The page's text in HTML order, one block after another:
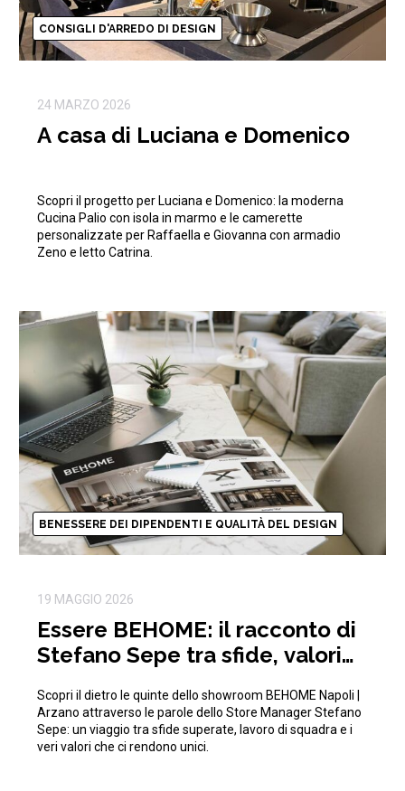
CONSIGLI D'ARREDO DI DESIGN
24 MARZO 2026
A casa di Luciana e Domenico
Scopri il progetto per Luciana e Domenico: la moderna
Cucina Palio con isola in marmo e le camerette
personalizzate per Raffaella e Giovanna con armadio
Zeno e letto Catrina.
BENESSERE DEI DIPENDENTI E QUALITÀ DEL DESIGN
19 MAGGIO 2026
Essere BEHOME: il racconto di
Stefano Sepe tra sfide, valori
Scopri il dietro le quinte dello showroom BEHOME Napoli |
Arzano attraverso le parole dello Store Manager Stefano
Sepe: un viaggio tra sfide superate, lavoro di squadra e i
veri valori che ci rendono unici.